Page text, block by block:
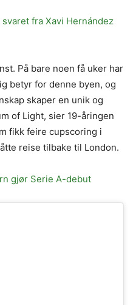
fra Xavi Hernández
På bare noen få uker har
betyr for denne byen, og
skaper en unik og
of Light, sier 19-åringen
fikk feire cupscoring i
reise tilbake til London.
gjør Serie A-debut